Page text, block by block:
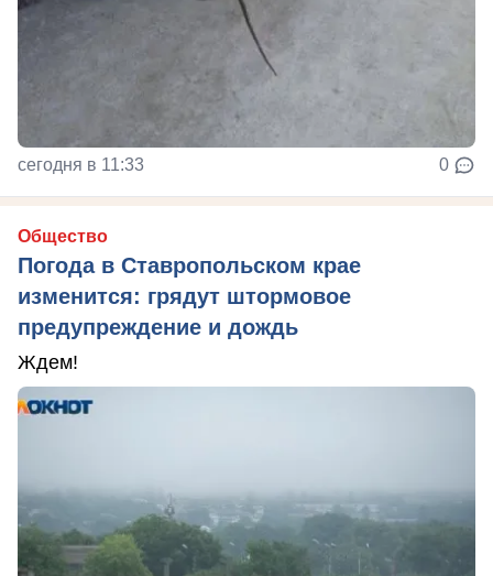
сегодня в 11:33 0
Общество
Погода в Ставропольском крае
изменится: грядут штормовое
предупреждение и дождь
Ждем!